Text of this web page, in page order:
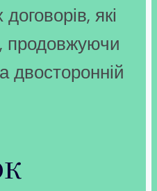
які
продовжуючи
двосторонній